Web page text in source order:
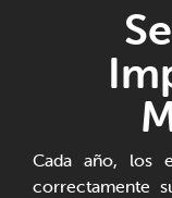
Cada año, los
correctamente